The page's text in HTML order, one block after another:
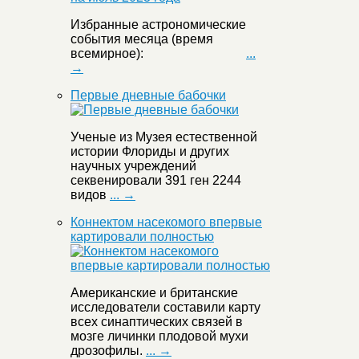
Избранные астрономические
события месяца (время
всемирное): ...
→
Первые дневные бабочки
Ученые из Музея естественной
истории Флориды и других
научных учреждений
секвенировали 391 ген 2244
видов ... →
Коннектом насекомого впервые
картировали полностью
Американские и британские
исследователи составили карту
всех синаптических связей в
мозге личинки плодовой мухи
дрозофилы. ... →